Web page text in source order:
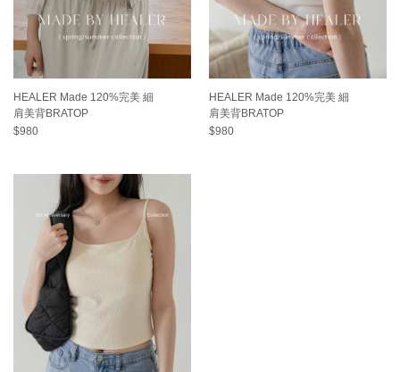
HEALER Made 120%完美 細
肩美背BRATOP
$980
HEALER Made 120%完美 細
肩美背BRATOP
$980